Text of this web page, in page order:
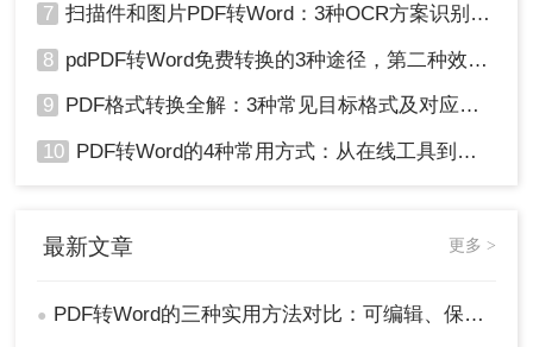
7 扫描件和图片PDF转Word：3种OCR方案识别率实测！
8 pdPDF转Word免费转换的3种途径，第二种效率最高！
9 PDF格式转换全解：3种常见目标格式及对应操作方法！
10 PDF转Word的4种常用方式：从在线工具到桌面软件全梳理！
最新文章 更多 >
● PDF转Word的三种实用方法对比：可编辑、保格式、避风险！